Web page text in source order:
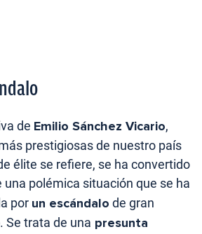
de Emilio Sánchez Vicario,
prestigiosas de nuestro país
élite se refiere, se ha convertido
una polémica situación que se ha
por un escándalo de gran
Se trata de una presunta